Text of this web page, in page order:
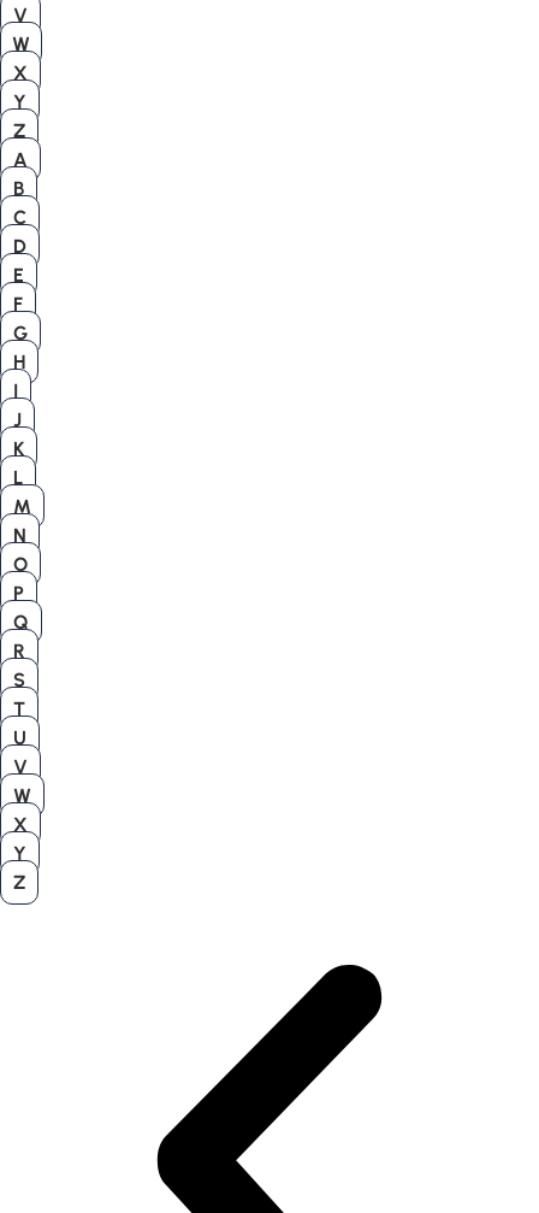
V
W
X
Y
Z
A
B
C
D
E
F
G
H
I
J
K
L
M
N
O
P
Q
R
S
T
U
V
W
X
Y
Z